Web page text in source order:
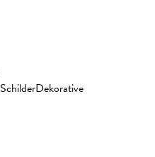
Dekorative